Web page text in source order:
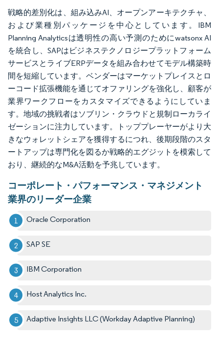
戦略的差別化は、組み込みAI、オープンアーキテクチャ、
および業種別パッケージを中心としています。IBM
Planning Analyticsは透明性の高い予測のためにwatsonx AI
を統合し、SAPはビジネステクノロジープラットフォーム
サービスとライブERPデータを組み合わせてモデル構築時
間を短縮しています。ベンダーはマーケットプレイスとロ
ーコード拡張機能を通じてオファリングを強化し、顧客が
業界ワークフローをカスタマイズできるようにしていま
す。地域の挑戦者はソブリン・クラウドと規制ローカライ
ゼーションに注力しています。トッププレーヤーがより大
きなウォレットシェアを獲得するにつれ、後期段階のスタ
ートアップは専門化を図るか戦略的エグジットを模索して
おり、継続的なM&A活動を予兆しています。
コーポレート・パフォーマンス・マネジメント
業界のリーダー企業
Oracle Corporation
SAP SE
IBM Corporation
Host Analytics Inc.
Adaptive Insights LLC (Workday Adaptive Planning)